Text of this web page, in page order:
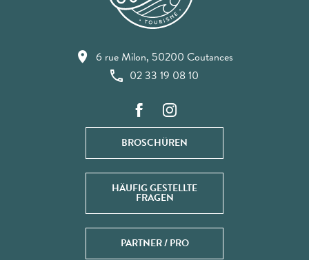
6 rue Milon, 50200 Coutances
02 33 19 08 10
BROSCHÜREN
HÄUFIG GESTELLTE
FRAGEN
PARTNER / PRO